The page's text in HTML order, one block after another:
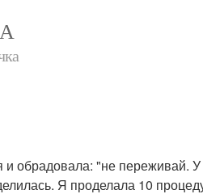
обрадовала: "не переживай.
Я проделала 10